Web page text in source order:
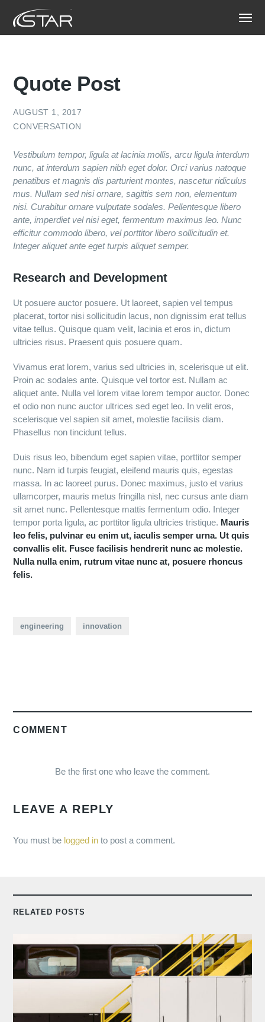
Quote Post
AUGUST 1, 2017
CONVERSATION
Vestibulum tempor, ligula at lacinia mollis, arcu ligula interdum
nunc, at interdum sapien nibh eget dolor. Orci varius natoque
penatibus et magnis dis parturient montes, nascetur ridiculus
mus. Nullam sed nisi ornare, sagittis sem non, elementum
nisi. Curabitur ornare vulputate sodales. Pellentesque libero
ante, imperdiet vel nisi eget, fermentum maximus leo. Nunc
efficitur commodo libero, vel porttitor libero sollicitudin et.
Integer aliquet ante eget turpis aliquet semper.
Research and Development
Ut posuere auctor posuere. Ut laoreet, sapien vel tempus
placerat, tortor nisi sollicitudin lacus, non dignissim erat tellus
vitae tellus. Quisque quam velit, lacinia et eros in, dictum
ultricies risus. Praesent quis posuere quam.
Vivamus erat lorem, varius sed ultricies in, scelerisque ut elit.
Proin ac sodales ante. Quisque vel tortor est. Nullam ac
aliquet ante. Nulla vel lorem vitae lorem tempor auctor. Donec
et odio non nunc auctor ultrices sed eget leo. In velit eros,
scelerisque vel sapien sit amet, molestie facilisis diam.
Phasellus non tincidunt tellus.
Duis risus leo, bibendum eget sapien vitae, porttitor semper
nunc. Nam id turpis feugiat, eleifend mauris quis, egestas
massa. In ac laoreet purus. Donec maximus, justo et varius
ullamcorper, mauris metus fringilla nisl, nec cursus ante diam
sit amet nunc. Pellentesque mattis fermentum odio. Integer
tempor porta ligula, ac porttitor ligula ultricies tristique. Mauris
leo felis, pulvinar eu enim ut, iaculis semper urna. Ut quis
convallis elit. Fusce facilisis hendrerit nunc ac molestie.
Nulla nulla enim, rutrum vitae nunc at, posuere rhoncus
felis.
engineering innovation
COMMENT
Be the first one who leave the comment.
LEAVE A REPLY
You must be logged in to post a comment.
RELATED POSTS